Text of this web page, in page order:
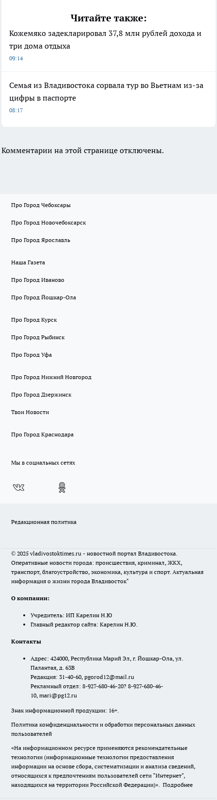
Читайте также:
Кожемяко задекларировал 37,8 млн рублей дохода и
три дома отдыха
09:14
Семья из Владивостока сорвала тур во Вьетнам из-за
цифры в паспорте
08:17
Комментарии на этой странице отключены.
Про Город Чебоксары
Про Город Новочебоксарск
Про Город Ярославль
Наша Газета
Про Город Иваново
Про Город Йошкар-Ола
Про Город Курск
Про Город Рыбинск
Про Город Уфа
Про Город Нижний Новгород
Про Город Дзержинск
Твои Новости
Про Город Краснодара
Мы в социальных сетях
Редакционная политика
© 2025 vladivostoktimes.ru - новостной портал Владивостока.
Оперативные новости города: происшествия, криминал, ЖКХ,
транспорт, благоустройство, экономика, культура и спорт. Актуальная
информация о жизни города Владивосток"
О компании:
Учредитель: ИП Карелин Н.Ю
Главный редактор сайта: Карелин Н.Ю.
Контакты
Адрес: 424000, Республика Марий Эл, г. Йошкар-Ола, ул.
Палантая, д. 63В
Редакция: 31-40-60, pgorod12@mail.ru
Рекламный отдел: 8-927-680-46-20? 8-927-680-46-
10, mari@pg12.ru
Знак информационной продукции: 16+.
Политика конфиденциальности и обработки персональных данных
пользователей
«На информационном ресурсе применяются рекомендательные
технологии (информационные технологии предоставления
информации на основе сбора, систематизации и анализа сведений,
относящихся к предпочтениям пользователей сети "Интернет",
находящихся на территории Российской Федерации)». Подробнее